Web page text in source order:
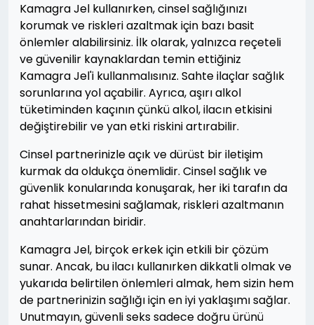
Kamagra Jel kullanırken, cinsel sağlığınızı
korumak ve riskleri azaltmak için bazı basit
önlemler alabilirsiniz. İlk olarak, yalnızca reçeteli
ve güvenilir kaynaklardan temin ettiğiniz
Kamagra Jel'i kullanmalısınız. Sahte ilaçlar sağlık
sorunlarına yol açabilir. Ayrıca, aşırı alkol
tüketiminden kaçının çünkü alkol, ilacın etkisini
değiştirebilir ve yan etki riskini artırabilir.
Cinsel partnerinizle açık ve dürüst bir iletişim
kurmak da oldukça önemlidir. Cinsel sağlık ve
güvenlik konularında konuşarak, her iki tarafın da
rahat hissetmesini sağlamak, riskleri azaltmanın
anahtarlarından biridir.
Kamagra Jel, birçok erkek için etkili bir çözüm
sunar. Ancak, bu ilacı kullanırken dikkatli olmak ve
yukarıda belirtilen önlemleri almak, hem sizin hem
de partnerinizin sağlığı için en iyi yaklaşımı sağlar.
Unutmayın, güvenli seks sadece doğru ürünü